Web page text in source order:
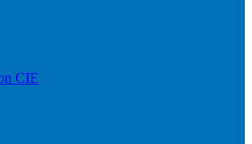
CIE